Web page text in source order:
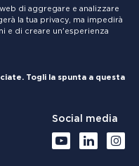
di aggregare e analizzare
la tua privacy, ma impedirà
e di creare un'esperienza
Togli la spunta a questa
Social media